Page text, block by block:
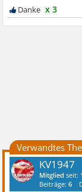
x 3
Verwandtes
KV1947
Mitglied seit:
Beiträge:6